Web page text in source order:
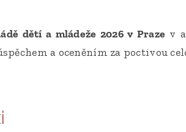
dětí a mládeže 2026 v Praze v
a oceněním za poctivou